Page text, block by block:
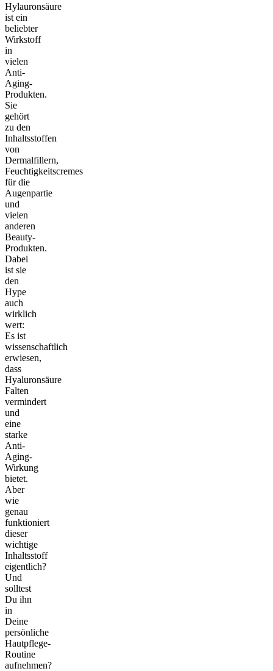
Hylauronsäure
ist ein
beliebter
Wirkstoff
in
vielen
Anti-
Aging-
Produkten.
Sie
gehört
zu den
Inhaltsstoffen
von
Dermalfillern,
Feuchtigkeitscremes
für die
Augenpartie
und
vielen
anderen
Beauty-
Produkten.
Dabei
ist sie
den
Hype
auch
wirklich
wert:
Es ist
wissenschaftlich
erwiesen,
dass
Hyaluronsäure
Falten
vermindert
und
eine
starke
Anti-
Aging-
Wirkung
bietet.
Aber
wie
genau
funktioniert
dieser
wichtige
Inhaltsstoff
eigentlich?
Und
solltest
Du ihn
in
Deine
persönliche
Hautpflege-
Routine
aufnehmen?